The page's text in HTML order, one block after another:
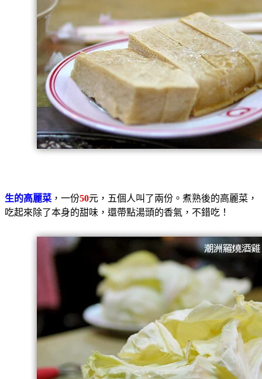
生的高麗菜 ，一份50元，五個人叫了兩份。煮熟後的高麗菜，
吃起來除了本身的甜味，還帶點湯頭的香氣，不錯吃！